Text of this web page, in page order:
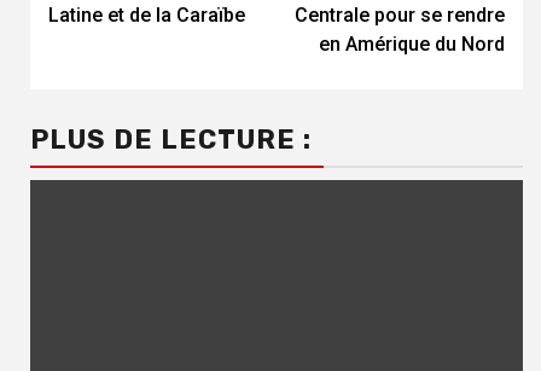
Latine et de la Caraïbe
Centrale pour se rendre
en Amérique du Nord
PLUS DE LECTURE :